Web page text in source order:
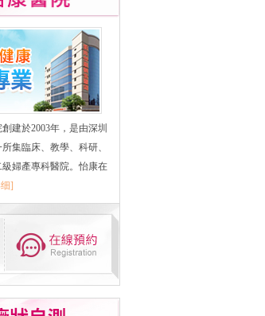
建於2003年，是由深圳
集臨床、教學、科研、
婦產專科醫院。怡康在
]